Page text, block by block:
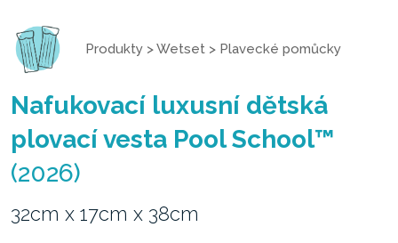
Produkty >Wetset > Plavecké pomůcky
Nafukovací luxusní dětská
plovací vesta Pool School™
(2026)
32cm x 17cm x 38cm